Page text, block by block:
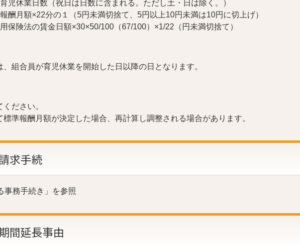
児休業日数（祝日は日数に含まれる。ただし土・日は除く。）
酬月額×22分の１（5円未満切捨て、5円以上10円未満は10円に切上げ）
保険法の賃金日額×30×50/100 （67/100）×1/22 （円未満切捨て）
組合員が育児休業を開始した日以降の日となります。
ださい。
準報酬月額が決定した場合、再計算し調整される場合があります。
求手続
事務手続き」を参照
間延長事由